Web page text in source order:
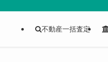
不動産一括査定